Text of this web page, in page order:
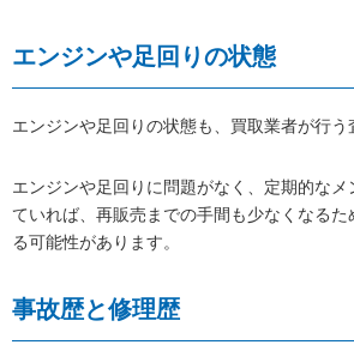
エンジンや足回りの状態
エンジンや足回りの状態も、買取業者が行う
エンジンや足回りに問題がなく、定期的な
ていれば、再販売までの手間も少なくなる
る可能性があります。
事故歴と修理歴